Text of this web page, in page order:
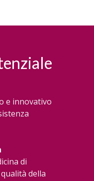
e innovativo
di
della